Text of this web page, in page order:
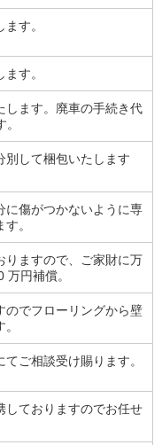
す。
す。
します。廃車の手続き代
別して梱包いたします
に傷がつかないように専
。
りますので、ご家財に万
円補償。
のでフローリングから壁
ご相談受け賜ります。
しておりますのでお任せ